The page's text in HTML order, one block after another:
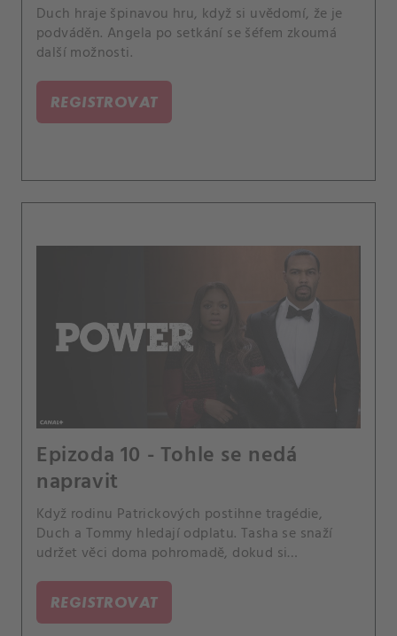
Duch hraje špinavou hru, když si uvědomí, že je
podváděn. Angela po setkání se šéfem zkoumá
další možnosti.
REGISTROVAT
Epizoda 10 - Tohle se nedá
napravit
Když rodinu Patrickových postihne tragédie,
Duch a Tommy hledají odplatu. Tasha se snaží
udržet věci doma pohromadě, dokud si
ní, což ji přiměje vyhledat pomoc u
nepravděpodobného spojence.
REGISTROVAT